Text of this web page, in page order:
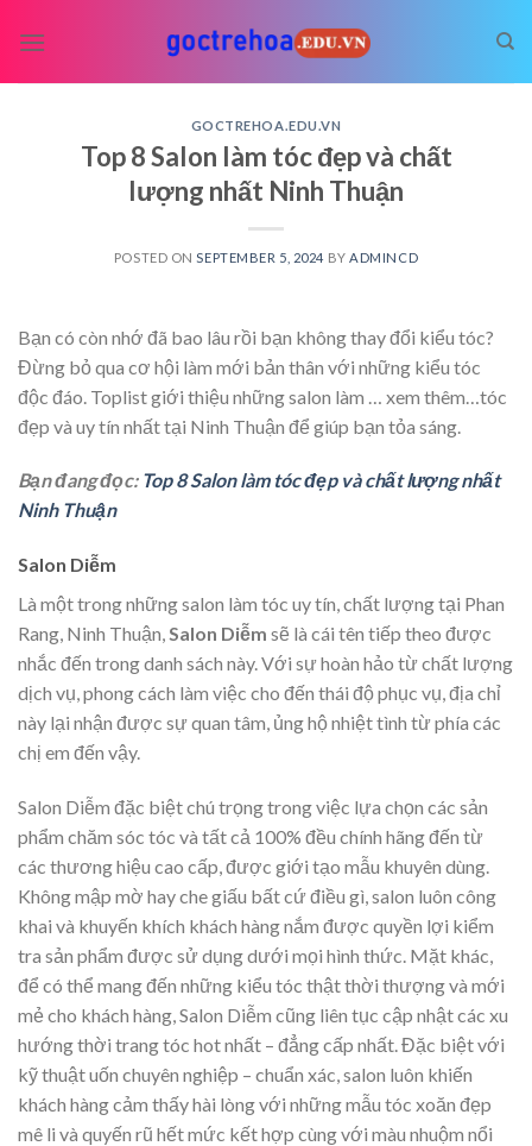
GOCTREHOA.EDU.VN
Top 8 Salon làm tóc đẹp và chất
lượng nhất Ninh Thuận
POSTED ON SEPTEMBER 5, 2024 BY ADMINCD
Bạn có còn nhớ đã bao lâu rồi bạn không thay đổi kiểu tóc?
Đừng bỏ qua cơ hội làm mới bản thân với những kiểu tóc
độc đáo. Toplist giới thiệu những salon làm
… xem thêm… tóc
đẹp và uy tín nhất tại Ninh Thuận để giúp bạn tỏa sáng.
Bạn đang đọc: Top 8 Salon làm tóc đẹp và chất lượng nhất
Ninh Thuận
Salon Diễm
Là một trong những salon làm tóc uy tín, chất lượng tại Phan
Rang, Ninh Thuận,Salon Diễm sẽ là cái tên tiếp theo được
nhắc đến trong danh sách này. Với sự hoàn hảo từ chất lượng
dịch vụ, phong cách làm việc cho đến thái độ phục vụ, địa chỉ
này lại nhận được sự quan tâm, ủng hộ nhiệt tình từ phía các
chị em đến vậy.
Salon Diễm đặc biệt chú trọng trong việc lựa chọn các sản
phẩm chăm sóc tóc và tất cả 100% đều chính hãng đến từ
các thương hiệu cao cấp, được giới tạo mẫu khuyên dùng.
Không mập mờ hay che giấu bất cứ điều gì, salon luôn công
khai và khuyến khích khách hàng nắm được quyền lợi kiểm
tra sản phẩm được sử dụng dưới mọi hình thức. Mặt khác,
để có thể mang đến những kiểu tóc thật thời thượng và mới
mẻ cho khách hàng, Salon Diễm cũng liên tục cập nhật các xu
hướng thời trang tóc hot nhất – đẳng cấp nhất. Đặc biệt với
kỹ thuật uốn chuyên nghiệp – chuẩn xác, salon luôn khiến
khách hàng cảm thấy hài lòng với những mẫu tóc xoăn đẹp
mê li và quyến rũ hết mức kết hợp cùng với màu nhuộm nổi